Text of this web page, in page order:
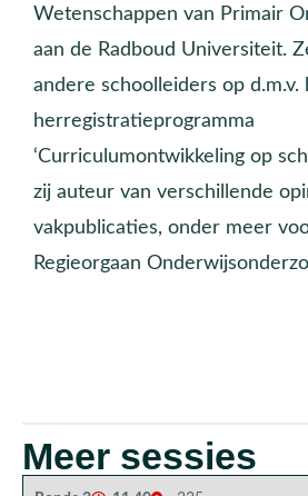
Wetenschappen van Primair
aan de Radboud Universiteit.
andere schoolleiders op d.m.v.
herregistratieprogramma
‘Curriculumontwikkeling op
zij auteur van verschillende
vakpublicaties, onder meer
Regieorgaan
Meer sessies